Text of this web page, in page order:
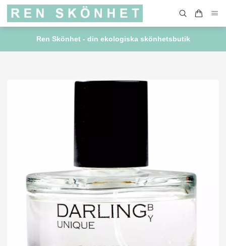
Ren Skönhet - din ekologiska skönhetsbutik